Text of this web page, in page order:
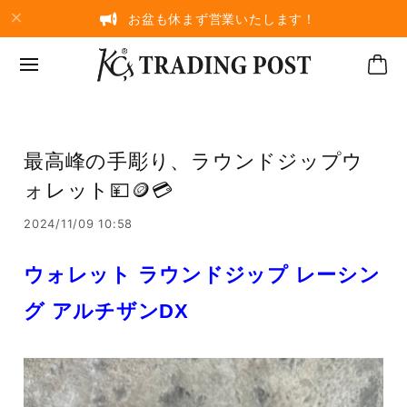
お盆も休まず営業いたします！
最高峰の手彫り、ラウンドジップウ
ォレット💴🪙💳
2024/11/09 10:58
ウォレット ラウンドジップ レーシン
グ アルチザンDX